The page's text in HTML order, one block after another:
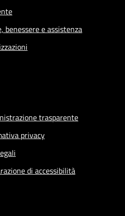
benessere e assistenza
trasparente
privacy
di accessibilità